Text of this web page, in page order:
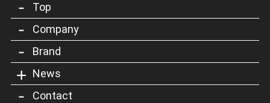
Top
Company
Brand
News
Contact